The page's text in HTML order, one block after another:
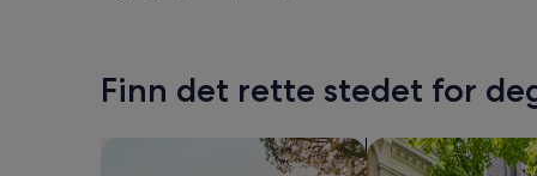
Finn det rette stedet for
Søk etter